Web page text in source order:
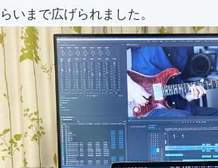
らいまで広げられました。